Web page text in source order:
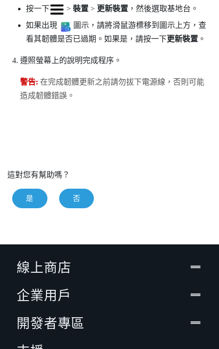
按一下
>裝置 > 更新裝置 ，然後選取基地台。
如果出現
圖示，請將滑鼠游標移到圖示上方，查
看其韌體是否已過期。如果是，請按一下更新裝置 。
遵照螢幕上的說明完成程序。
警告: 在完成韌體更新之前請勿拔下電源線，否則可能
造成韌體錯誤。
這對您有幫助嗎？
是 否
線上商店
企業用戶
開發者專區